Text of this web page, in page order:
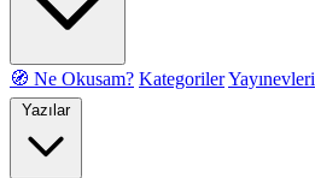
🧭 Ne Okusam? KategorilerYayınevleri
Yazılar